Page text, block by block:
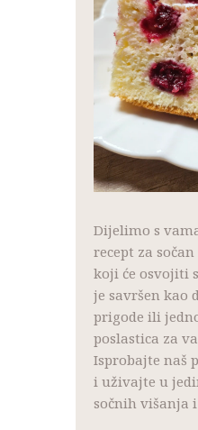
PROJEKTI
Dijelimo s
recept za
koji će osvojiti
je savršen kao
prigode ili
poslastica za
Isprobajte naš
i uživajte u
sočnih višanja